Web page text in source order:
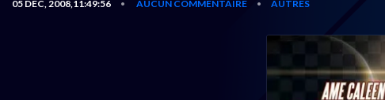
05 DÉC, 2008,11:49:56 • AUCUN COMMENTAIRE • AUTRES